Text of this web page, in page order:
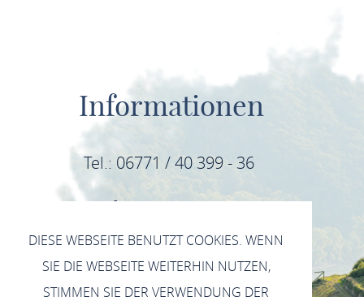
Informationen
Tel.: 06771 / 40 399 - 36
E-Mail: info@mittelrhein-wein.com
IMPRESSUM
DATENSCHUTZERKLÄRUNG INSTAGRAM
DIESE WEBSEITE BENUTZT COOKIES. WENN
SIE DIE WEBSEITE WEITERHIN NUTZEN,
STIMMEN SIE DER VERWENDUNG DER